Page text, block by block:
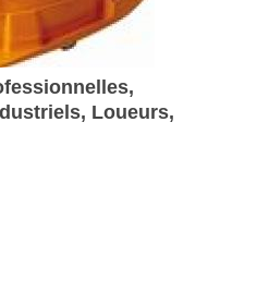
Loueurs,